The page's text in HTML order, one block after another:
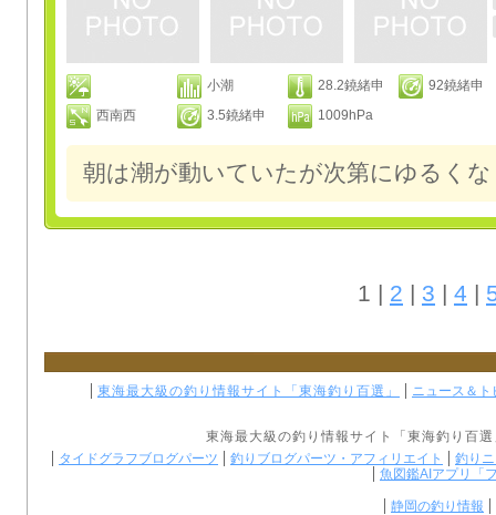
小潮 28.2鐃緒申
92鐃緒申
西南西
3.5鐃緒申 1009hPa
朝は潮が動いていたが次第にゆるく
1 | 2 | 3 | 4 |
東海最大級の釣り情報サイト「東海釣り百選」 ニュース＆ト
東海最大級の釣り情報サイト「 東海釣り百選
タイドグラフブログパーツ
釣りブログパーツ・アフィリエイト
釣り
魚図鑑AIアプリ「
静岡の釣り情報